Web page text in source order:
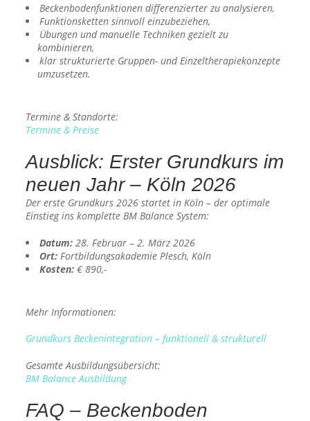
Beckenbodenfunktionen differenzierter zu analysieren,
Funktionsketten sinnvoll einzubeziehen,
Übungen und manuelle Techniken gezielt zu
kombinieren,
klar strukturierte Gruppen- und Einzeltherapiekonzepte
umzusetzen.
Termine & Standorte:
Termine & Preise
Ausblick: Erster Grundkurs im
neuen Jahr – Köln 2026
Der erste Grundkurs 2026 startet in Köln – der optimale
Einstieg ins komplette BM Balance System:
Datum: 28. Februar – 2. März 2026
Ort: Fortbildungsakademie Plesch, Köln
Kosten: € 890,-
Mehr Informationen:
Grundkurs Beckenintegration – funktionell & strukturell
Gesamte Ausbildungsübersicht:
BM Balance Ausbildung
FAQ – Beckenboden